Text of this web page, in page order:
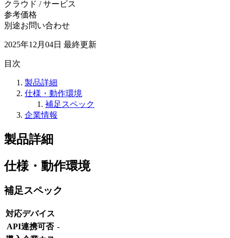
クラウド / サービス
参考価格
別途お問い合わせ
2025年12月04日 最終更新
目次
製品詳細
仕様・動作環境
補足スペック
企業情報
製品詳細
仕様・動作環境
補足スペック
対応デバイス
API連携可否 -